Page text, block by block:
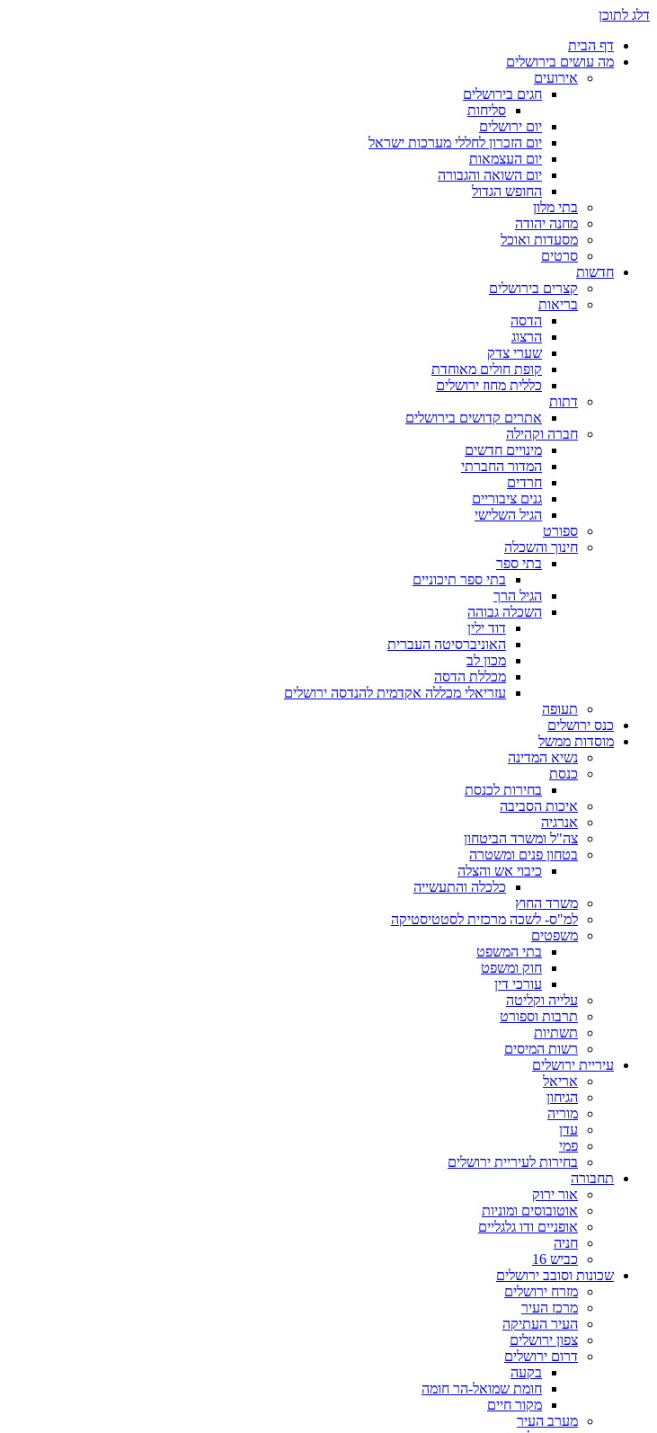
דלג לתוכן
דף הבית
מה עושים בירושלים
אירועים
חגים בירושלים
סליחות
יום ירושלים
יום הזכרון לחללי מערכות ישראל
יום העצמאות
יום השואה והגבורה
החופש הגדול
בתי מלון
מחנה יהודה
מסעדות ואוכל
סרטים
חדשות
קצרים בירושלים
בריאות
הדסה
הרצוג
שערי צדק
קופת חולים מאוחדת
כללית מחוז ירושלים
דתות
אתרים קדושים בירושלים
חברה וקהילה
מינויים חדשים
המדור החברתי
חרדים
גנים ציבוריים
הגיל השלישי
ספורט
חינוך והשכלה
בתי ספר
בתי ספר תיכוניים
הגיל הרך
השכלה גבוהה
דוד ילין
האוניברסיטה העברית
מכון לב
מכללת הדסה
עזריאלי מכללה אקדמית להנדסה ירושלים
תעופה
כנס ירושלים
מוסדות ממשל
נשיא המדינה
כנסת
בחירות לכנסת
איכות הסביבה
אנרגיה
צה"ל ומשרד הביטחון
בטחון פנים ומשטרה
כיבוי אש והצלה
כלכלה והתעשייה
משרד החוץ
למ"ס- לשכה מרכזית לסטטיסטיקה
משפטים
בתי המשפט
חוק ומשפט
עורכי דין
עלייה וקליטה
תרבות וספורט
תשתיות
רשות המיסים
עיריית ירושלים
אריאל
הגיחון
מוריה
עדן
פמי
בחירות לעיריית ירושלים
תחבורה
אור ירוק
אוטובוסים ומוניות
אופניים ודו גלגליים
חניה
כביש 16
שכונות וסובב ירושלים
מזרח ירושלים
מרכז העיר
העיר העתיקה
צפון ירושלים
דרום ירושלים
בקעה
חומת שמואל-הר חומה
מקור חיים
מערב העיר